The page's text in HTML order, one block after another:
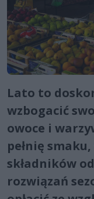
Lato to
wzbogacić
owoce i
pełnię
składników
rozwiązań